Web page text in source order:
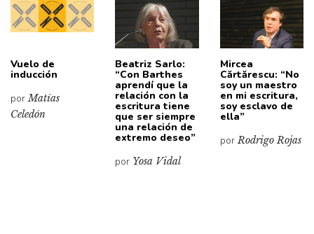
Vuelo de
inducción
porMatías
Celedón
Beatriz Sarlo:
“Con Barthes
aprendí que la
relación con la
escritura tiene
que ser siempre
una relación de
extremo deseo”
por Yosa Vidal
Mircea
Cărtărescu: “No
soy un maestro
en mi escritura,
soy esclavo de
ella”
porRodrigo Rojas